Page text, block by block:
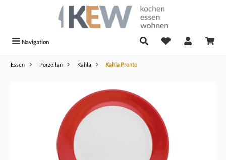
Navigation
Essen Porzellan Kahla Kahla Pronto